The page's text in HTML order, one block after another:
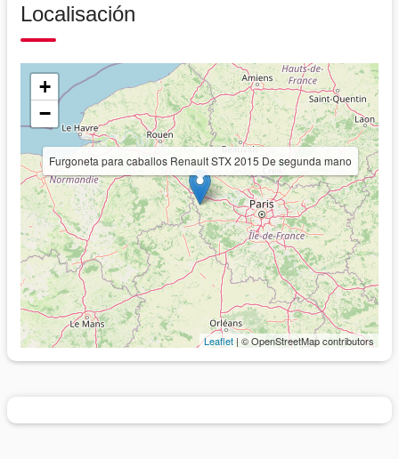
Localisación
Furgoneta para caballos Renault STX 2015 De segunda mano
+
−
Leaflet | © OpenStreetMap contributors